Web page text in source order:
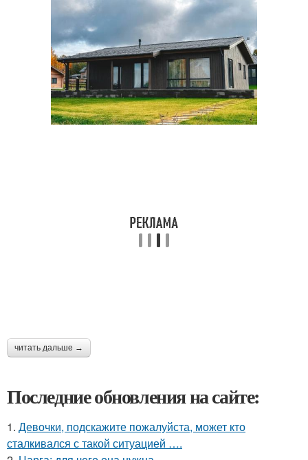
читать дальше →
Последние обновления на сайте:
1. Девочки, подскажите пожалуйста, может кто
сталкивался с такой ситуацией ….